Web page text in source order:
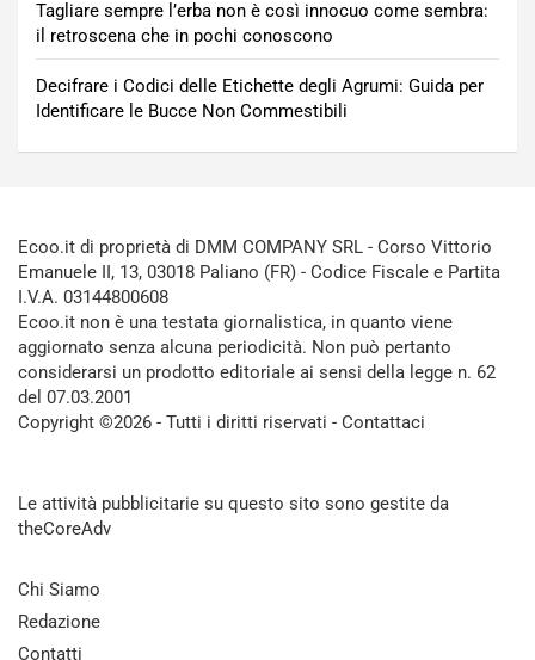
Tagliare sempre l’erba non è così innocuo come sembra:
il retroscena che in pochi conoscono
Decifrare i Codici delle Etichette degli Agrumi: Guida per
Identificare le Bucce Non Commestibili
Ecoo.it di proprietà di DMM COMPANY SRL - Corso Vittorio
Emanuele II, 13, 03018 Paliano (FR) - Codice Fiscale e Partita
I.V.A. 03144800608
Ecoo.it non è una testata giornalistica, in quanto viene
aggiornato senza alcuna periodicità. Non può pertanto
considerarsi un prodotto editoriale ai sensi della legge n. 62
del 07.03.2001
Copyright ©2026 - Tutti i diritti riservati - Contattaci
Le attività pubblicitarie su questo sito sono gestite da
theCoreAdv
Chi Siamo
Redazione
Contatti